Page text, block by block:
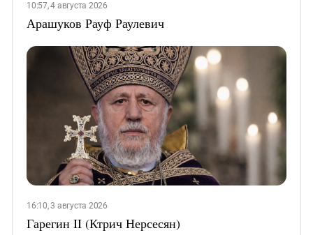
10:57, 4 августа 2026
Арашуков Рауф Раулевич
16:10, 3 августа 2026
Гарегин II (Ктрич Нерсесян)